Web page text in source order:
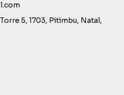
5, 1703, Pitimbu, Natal,